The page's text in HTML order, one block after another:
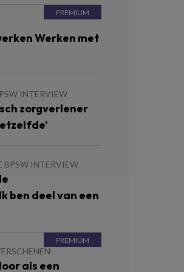
Werken met
INTERVIEW
zorgverlener
BPSW INTERVIEW
ben deel van een
als een